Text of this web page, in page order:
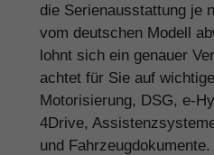
die Serienausstattung je
vom deutschen Modell
lohnt sich ein genauer
achtet für Sie auf
Motorisierung, DSG, e-
4Drive,
und Fahrzeugdokumente.